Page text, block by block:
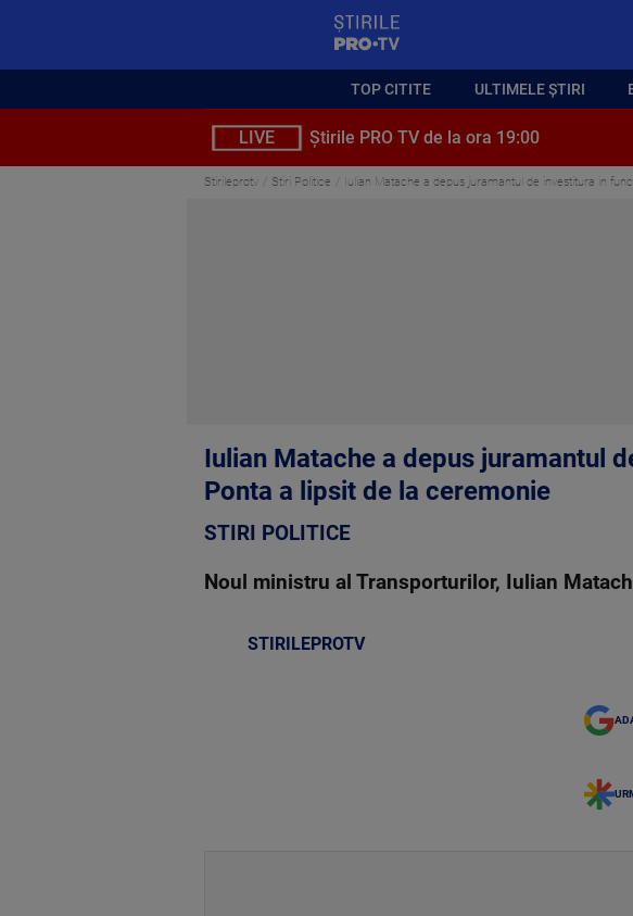
TOP CITITE ULTIMELE ȘTIRI
LIVE Știrile PRO TV de la ora 19:00
Stirileprotv Stiri Politice Iulian Matache a depus juramantul de investitura in
Iulian Matache a depus juramantul
Ponta a lipsit de la ceremonie
STIRI POLITICE
Noul ministru al Transporturilor, Iulian
STIRILEPROTV